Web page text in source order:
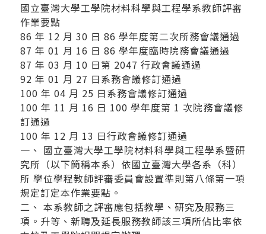
國立臺灣大學工學院材料科學與工程學系教師評審
作業要點
86 年 12 月 30 日 86 學年度第二次所務會議通過
87 年 01 月 16 日 86 學年度臨時院務會議通過
87 年 03 月 10 日第 2047 行政會議通過
92 年 01 月 27 日系務會議修訂通過
100 年 04 月 25 日系務會議修訂通過
100 年 11 月 16 日 100 學年度第 1 次院務會議修
訂通過
100 年 12 月 13 日行政會議修訂通過
一、 國立臺灣大學工學院材料科學與工程學系暨研
究所（以下簡稱本系）依國立臺灣大學各系（科）
所 學位學程教師評審委員會設置準則第八條第一項
規定訂定本作業要點。
二、 本系教師之評審應包括教學、研究及服務三
項。升等、新聘及延長服務教師該三項所佔比率依